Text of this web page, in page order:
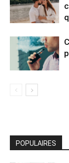
POPULAIRES